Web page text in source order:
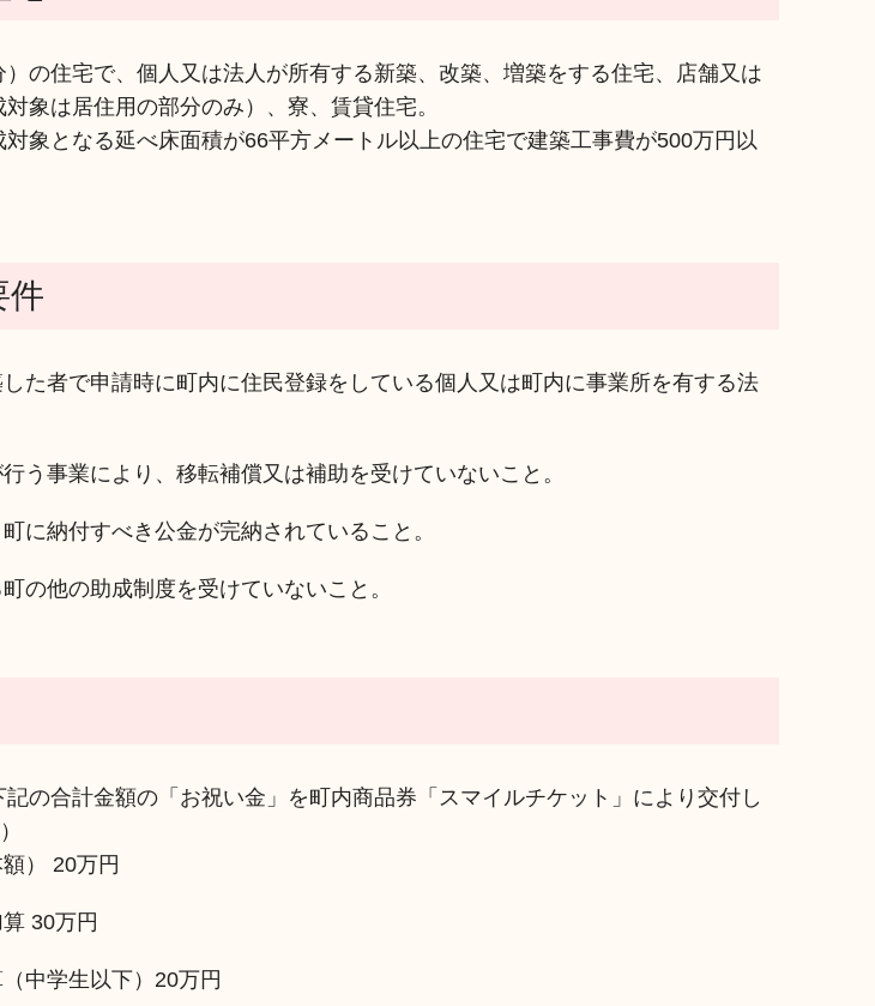
の住宅で、個人又は法人が所有する新築、改築、増築をする住宅、店舗又は
象は居住用の部分のみ）、寮、賃貸住宅。
象となる延べ床面積が66平方メートル以上の住宅で建築工事費が500万円以
件
た者で申請時に町内に住民登録をしている個人又は町内に事業所を有する法
う事業により、移転補償又は補助を受けていないこと。
に納付すべき公金が完納されていること。
の他の助成制度を受けていないこと。
の合計金額の「お祝い金」を町内商品券「スマイルチケット」により交付し
） 20万円
30万円
中学生以下）20万円